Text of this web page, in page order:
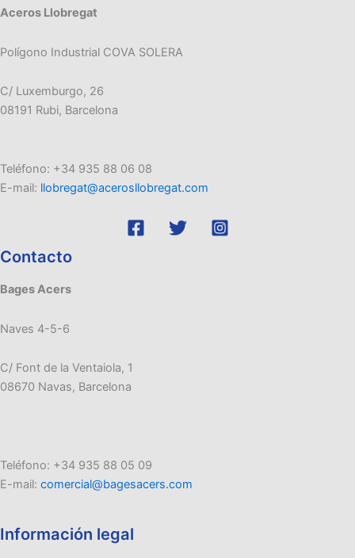
Aceros Llobregat
Polígono Industrial COVA SOLERA
C/ Luxemburgo, 26
08191 Rubi, Barcelona
Teléfono: +34 935 88 06 08
E-mail: llobregat@acerosllobregat.com
Contacto
Bages Acers
Naves 4-5-6
C/ Font de la Ventaiola, 1
08670 Navas, Barcelona
Teléfono: +34 935 88 05 09
E-mail: comercial@bagesacers.com
Información legal